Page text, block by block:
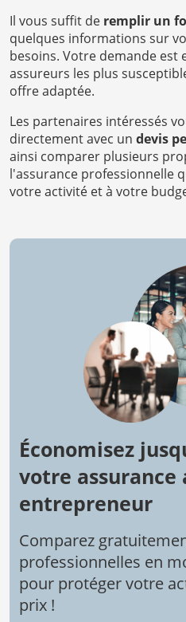
Il vous suffit de remplir un
quelques informations sur
besoins. Votre demande est
assureurs les plus
offre adaptée.
Les partenaires intéressés
directement avec un devis
ainsi comparer plusieurs
l'assurance professionnelle
votre activité et à votre
Économisez
votre assurance
entrepreneur
Comparez
professionnelles en
pour protéger votre
prix !